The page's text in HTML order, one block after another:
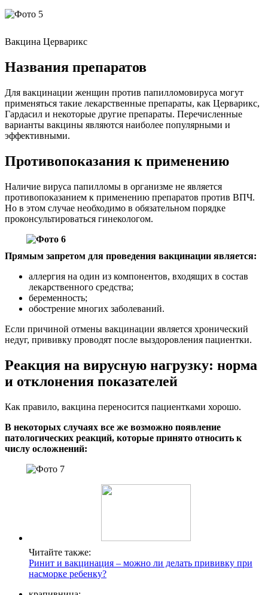
Вакцина Церварикс
Названия препаратов
Для вакцинации женщин против папилломовируса могут
применяться такие лекарственные препараты, как Церварикс,
Гардасил и некоторые другие препараты. Перечисленные
варианты вакцины являются наиболее популярными и
эффективными.
Противопоказания к применению
Наличие вируса папилломы в организме не является
противопоказанием к применению препаратов против ВПЧ.
Но в этом случае необходимо в обязательном порядке
проконсультироваться гинекологом.
Прямым запретом для проведения вакцинации является:
аллергия на один из компонентов, входящих в состав
лекарственного средства;
беременность;
обострение многих заболеваний.
Если причиной отмены вакцинации является хронический
недуг, прививку проводят после выздоровления пациентки.
Реакция на вирусную нагрузку: норма
и отклонения показателей
Как правило, вакцина переносится пациентками хорошо.
В некоторых случаях все же возможно появление
патологических реакций, которые принято относить к
числу осложнений:
Читайте также:
Ринит и вакцинация – можно ли делать прививку при
насморке ребенку?